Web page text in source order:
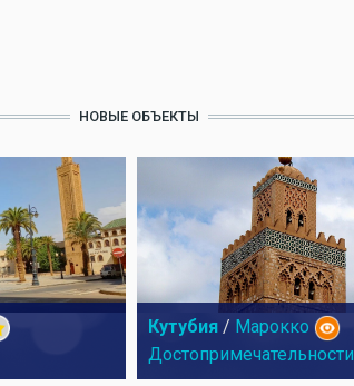
НОВЫЕ ОБЪЕКТЫ
Кутубия / Марокко
Достопримечательности